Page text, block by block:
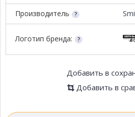
Производитель
Логотип бренда:
Добавить в
Добавить в